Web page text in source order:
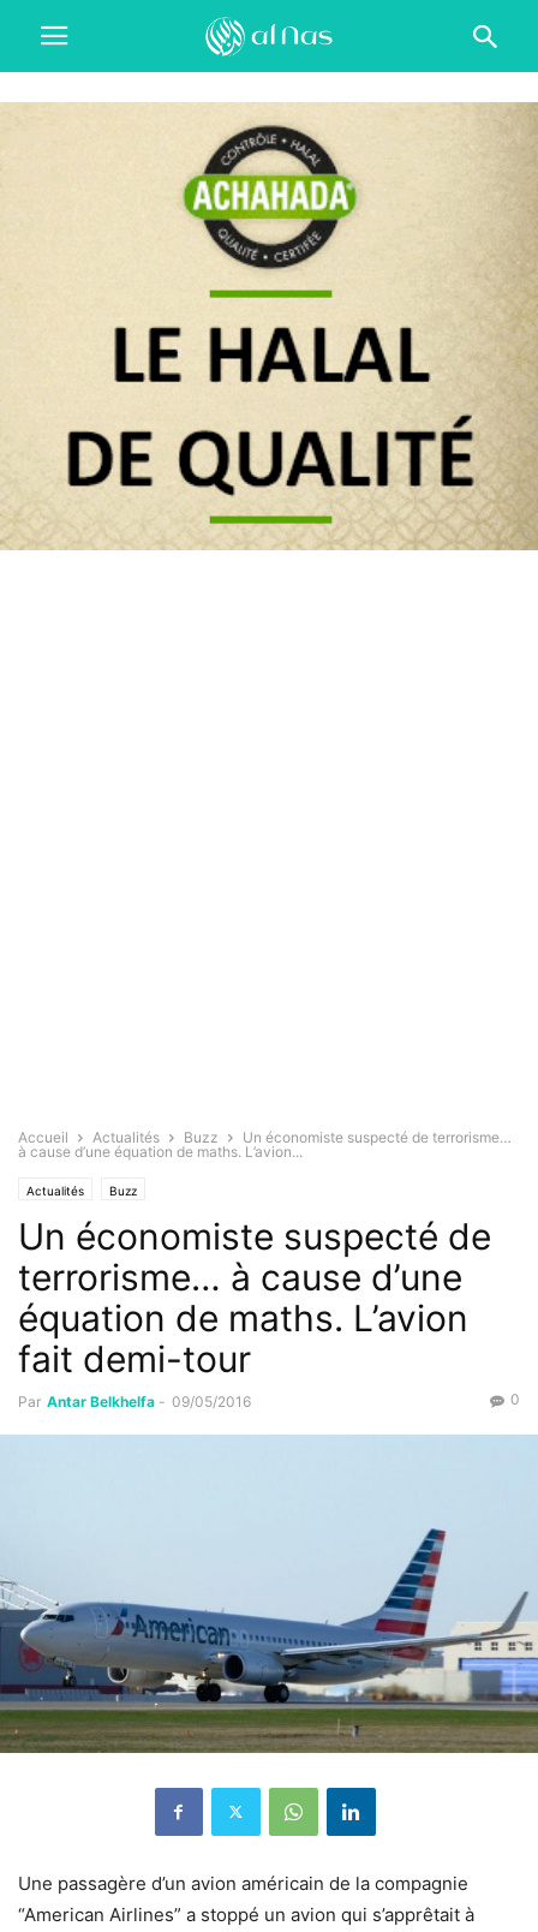
Accueil Actualités Buzz
Un économiste suspecté de terrorisme…
à cause d’une équation de maths. L’avion...
Actualités Buzz
Un économiste suspecté de
terrorisme… à cause d’une
équation de maths. L’avion
fait demi-tour
Par Antar Belkhelfa - 09/05/2016 0
Une passagère d’un avion américain de la compagnie
“American Airlines” a stoppé un avion qui s’apprêtait à